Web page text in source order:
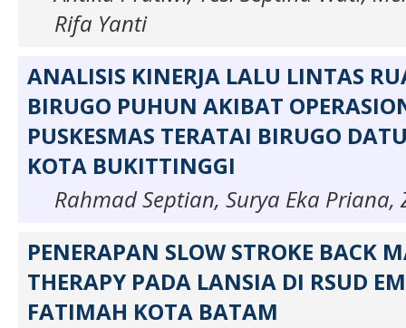
Rifa Yanti
ANALISIS KINERJA LALU LINTAS
BIRUGO PUHUN AKIBAT
PUSKESMAS TERATAI BIRUGO
KOTA BUKITTINGGI
Rahmad Septian, Surya Eka
PENERAPAN SLOW STROKE BACK
THERAPY PADA LANSIA DI RSUD
FATIMAH KOTA BATAM